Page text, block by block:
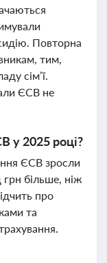
Повторна
тим,
сім’ї.
ЄСВ не
у 2025 році?
ЄСВ зросли
більше, ніж
про
та